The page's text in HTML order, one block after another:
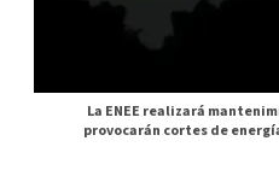
La ENEE realizará
provocarán cortes de